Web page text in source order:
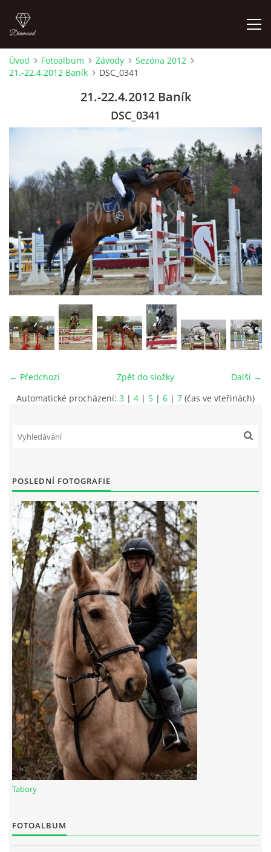
ÚVOD
SLUŽBY
JEŽDĚNÍ PRO VEŘEJNOST
FOTOALBUM
VIDEA
ODKAZY
PŘISPĚVEK ČUS KARVINA -PODPORA SPORTU V
NÁHRADNÍ TERMÍN BRIGÁDY PRO TY KTEŘÍ SE
NEDOSTAVILI NA PODZIMNÍ BRIGÁDU
ČLENOVÉ RYCHVALDU 2023
7:4 (VELKÝ PÁTEK) KROUŽEK NEBUDE
JARNÍ BRIGÁDA 20.5.2023
DNE 17.11.2023 KROUŽEK JEZDECTVÍ NENÍ
DĚKUJEME MĚSTU RYCHVALD ZA DOTACI V ROCE 2023
NABÍZÍME BRIGÁDU U NÁS VE STÁJI. PRO BLIŽŠÍ INFO
VOLEJTE 604265192
DĚKUJEME ZA PODPORU ČESKÉ UNIÍ SPORTU
Úvod Fotoalbum Závody
Sezóna 2012
21.-22.4.2012 Baník
DSC_0341
21.-22.4.2012 Baník
DSC_0341
← Předchozí Další →
Zpět do složky
Automatické procházení: 3 | 4 | 5 | 6 | 7 (čas ve vteřinách)
POSLEDNÍ FOTOGRAFIE
Tabory
FOTOALBUM